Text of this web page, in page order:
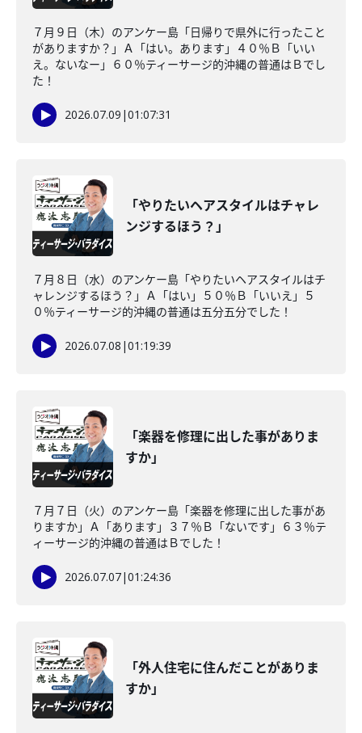
７月９日（木）のアンケー島「日帰りで県外に行ったこと
がありますか？」Ａ「はい。あります」４０％Ｂ「いい
え。ないなー」６０％ティーサージ的沖縄の普通はＢでし
た！
2026.07.09 |01:07:31
「やりたいヘアスタイルはチャレ
ンジするほう？」
７月８日（水）のアンケー島「やりたいヘアスタイルはチ
ャレンジするほう？」Ａ「はい」５０％Ｂ「いいえ」５
０％ティーサージ的沖縄の普通は五分五分でした！
2026.07.08 |01:19:39
「楽器を修理に出した事がありま
すか」
７月７日（火）のアンケー島「楽器を修理に出した事があ
りますか」Ａ「あります」３７％Ｂ「ないです」６３％テ
ィーサージ的沖縄の普通はＢでした！
2026.07.07|01:24:36
「外人住宅に住んだことがありま
すか」